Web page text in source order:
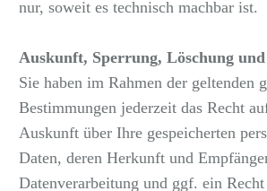
nur, soweit es technisch machbar ist.
Auskunft, Sperrung, Löschung
Sie haben im Rahmen der geltenden
Bestimmungen jederzeit das Recht
Auskunft über Ihre gespeicherten
Daten, deren Herkunft und
Datenverarbeitung und ggf. ein